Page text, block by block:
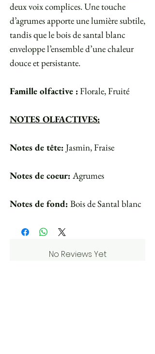
deux voix complices. Une touche
d’agrumes apporte une lumière subtile,
tandis que le bois de santal blanc
enveloppe l’ensemble d’une chaleur
douce et persistante.
Famille olfactive : Florale, Fruité
NOTES OLFACTIVES:
Notes de tête: Jasmin, Fraise
Notes de coeur: Agrumes
Notes de fond: Bois de Santal blanc
No Reviews Yet